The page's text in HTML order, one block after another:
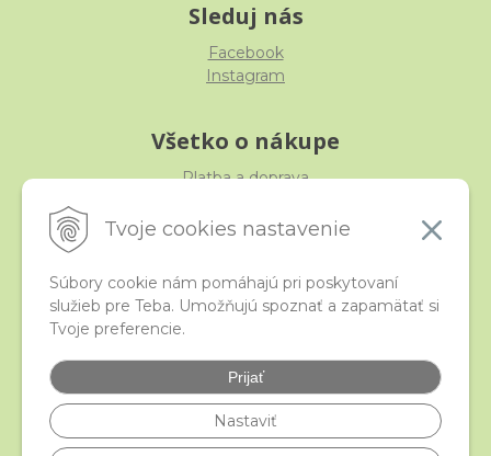
Tvoje cookies nastavenie
Súbory cookie nám pomáhajú pri poskytovaní
služieb pre Teba. Umožňujú spoznať a zapamätať si
Tvoje preferencie.
Prijať
Nastaviť
Sleduj nás
Facebook
Instagram
Všetko o nákupe
Platba a doprava
Obchodné podmienky
iStraka
Veľkoobchod
Najčastejšie otázky
Certifikáty